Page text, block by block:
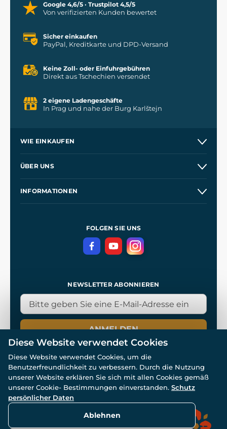
Google 4,6/5 · Trustpilot 4,5/5
Von verifizierten Kunden bewertet
Sicher einkaufen
PayPal, Kreditkarte und DPD-Versand
Keine Zoll- oder Einfuhrgebühren
Direkt aus Tschechien versendet
2 eigene Ladengeschäfte
In Prag und nahe der Burg Karlštejn
WIE EINKAUFEN
Kontakt
ÜBER UNS
INFORMATIONEN
DatenschutzerklärungFOLGEN SIE UNS
NEWSLETTER ABONNIEREN
ANMELDEN
© Alle Rechte vorbehalten. www.wulflund.de 2007-2026.
Powered by
Diese Website verwendet Cookies
Diese Website verwendet Cookies, um die
Benutzerfreundlichkeit zu verbessern. Durch die Nutzung
unserer Website erklären Sie sich mit allen Cookies gemäß
unserer Cookie- Bestimmungen einverstanden. Schutz
persönlicher Daten
Ablehnen